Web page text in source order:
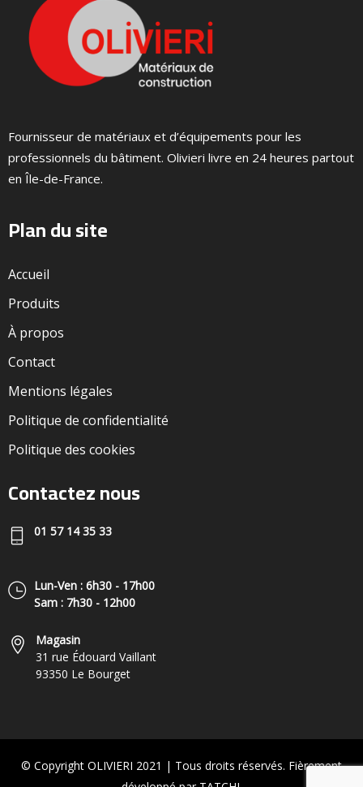
Fournisseur de matériaux et d’équipements pour les
professionnels du bâtiment. Olivieri livre en 24 heures partout
en Île-de-France.
Plan du site
Accueil
Produits
À propos
Contact
Mentions légales
Politique de confidentialité
Politique des cookies
Contactez nous
01 57 14 35 33
Lun-Ven : 6h30 - 17h00
Sam : 7h30 - 12h00
Magasin
31 rue Édouard Vaillant
93350 Le Bourget
© Copyright OLIVIERI 2021 | Tous droits réservés. Fièrement